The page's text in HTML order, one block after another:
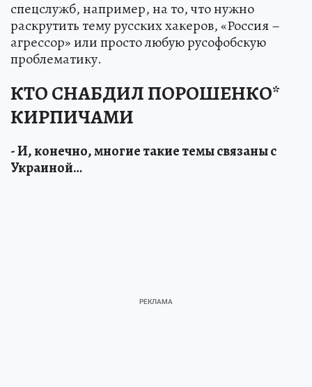
спецслужб, например, на то, что нужно
раскрутить тему русских хакеров, «Россия –
агрессор» или просто любую русофобскую
проблематику.
КТО СНАБДИЛ ПОРОШЕНКО*
КИРПИЧАМИ
- И, конечно, многие такие темы связаны с
Украиной…